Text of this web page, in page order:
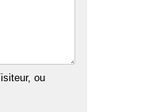
ou